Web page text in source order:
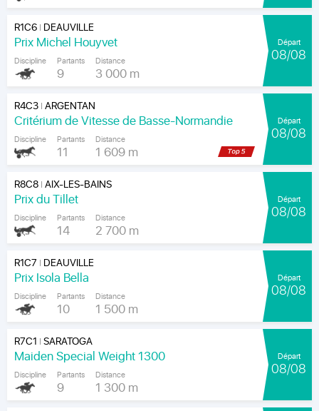
R1C6| DEAUVILLE
Prix Michel Houyvet
Discipline Partants
9
Distance
3 000 m
Départ
08/08
R4C3|ARGENTAN
Critérium de Vitesse de Basse-Normandie
Discipline Partants
11
Distance
1 609 m
Départ
08/08
R8C8|AIX-LES-BAINS
Prix du Tillet
Discipline Partants
14
Distance
2 700 m
Départ
08/08
R1C7 | DEAUVILLE
Prix Isola Bella
Discipline Partants
10
Distance
1 500 m
Départ
08/08
R7C1 |SARATOGA
Maiden Special Weight 1300
Discipline Partants
9
Distance
1 300 m
Départ
08/08